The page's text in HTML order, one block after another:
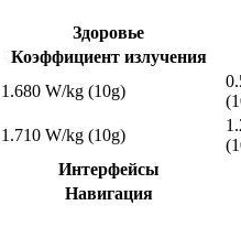
Здоровье
Коэффициент излучения
1.680 W/kg (10g)
1.710 W/kg (10g)
Интерфейсы
Навигация